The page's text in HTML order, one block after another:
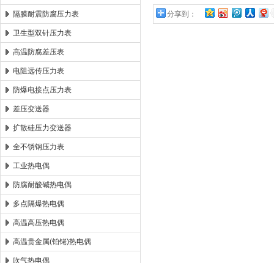
隔膜耐震防腐压力表
卫生型双针压力表
高温防腐差压表
电阻远传压力表
防爆电接点压力表
差压变送器
扩散硅压力变送器
全不锈钢压力表
工业热电偶
防腐耐酸碱热电偶
多点隔爆热电偶
高温高压热电偶
高温贵金属(铂铑)热电偶
吹气热电偶
分享到：